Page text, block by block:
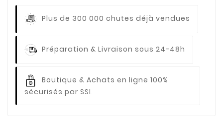
Plus de 300 000 chutes déjà vendues
Préparation & Livraison sous 24-48h
Boutique & Achats en ligne 100%
sécurisés par SSL